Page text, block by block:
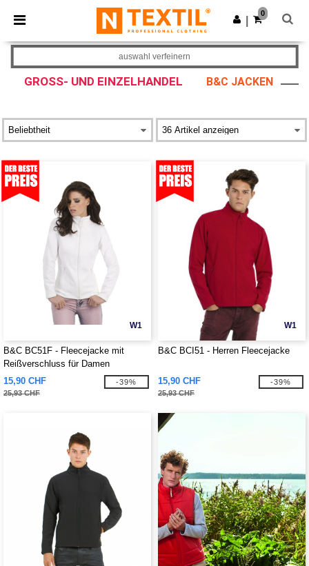
× Ntextil App
Bessere Preise in der App!
App holen
0
GROSS- UND EINZELHANDEL B&C JACKEN
auswahl verfeinern
W1
B&C BC51F - Fleecejacke mit
Reißverschluss für Damen
15,90 CHF
25,93 CHF
-39%
W1
B&C BCI51 - Herren Fleecejacke
15,90 CHF
25,93 CHF
-39%